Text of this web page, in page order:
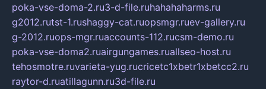
poka-vse-doma-2.ru3-d-file.ruhahahaharms.ru
g2012.rutst-1.rushaggy-cat.ruopsmgr.ruev-gallery.ru
g-2012.ruops-mgr.ruaccounts-112.rucsm-demo.ru
poka-vse-doma2.ruairgungames.ruallseo-host.ru
tehosmotre.ruvarieta-yug.rucricetc1xbetr1xbetcc2.ru
raytor-d.ruatillagunn.ru3d-file.ru